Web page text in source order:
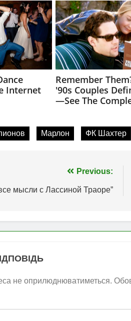
Марлон ФК Шахтер
Previous:
мысли с Лассиной Траоре”
не оприлюднюватиметься.